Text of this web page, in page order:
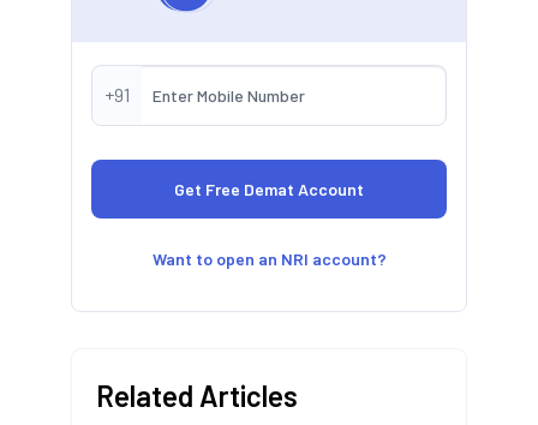
+91
Want to open an NRI account?
Related Articles